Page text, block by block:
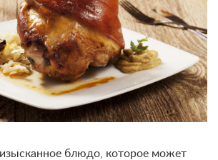
блюдо, которое может